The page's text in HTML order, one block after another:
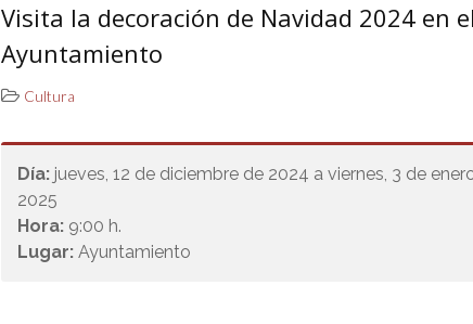
Visita la decoración de Navidad 2024 en
Ayuntamiento
Cultura
Día: jueves, 12 de diciembre de 2024 a viernes, 3 de
2025
Hora: 9:00 h.
Lugar:Ayuntamiento